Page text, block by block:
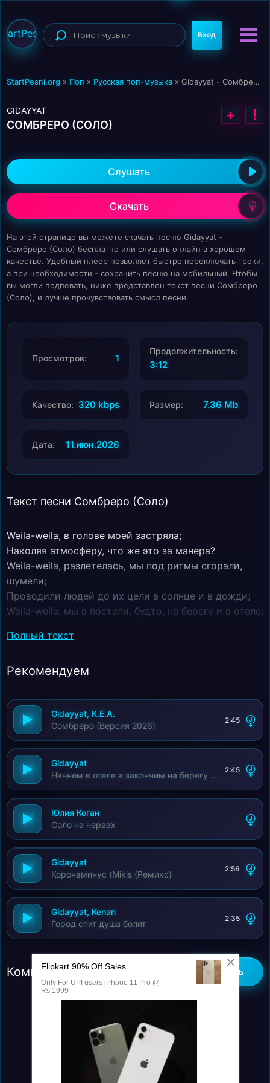
Вход
StartPesni.org » Поп » Русская поп-музыка » Gidayyat - Сомбреро (Соло)
GIDAYYAT
СОМБРЕРО (СОЛО)
+ !
Слушать
Скачать
На этой странице вы можете скачать песню Gidayyat -
Сомбреро (Соло) бесплатно или слушать онлайн в хорошем
качестве. Удобный плеер позволяет быстро переключать треки,
а при необходимости - сохранить песню на мобильный. Чтобы
вы могли подпевать, ниже представлен текст песни Сомбреро
(Соло), и лучше прочувствовать смысл песни.
Просмотров: 1
Продолжительность:
3:12
Качество: 320 kbps Размер: 7.36 Mb
Дата: 11.июн.2026
Текст песни Сомбреро (Соло)
Weila-weila, в голове моей застряла;
Наколяя атмосферу, что же это за манера?
Weila-weila, разлетелась, мы под ритмы сгорали,
шумели;
Проводили людей до их цели в солнце и в дожди;
Weila-weila, мы в постели, будто, на берегу и в отеле;
Начнем в отеле, а закончим на берегу;
А я не знаю, почему себя сдержать не могу;
Начнем в отеле, а закончим на берегу;
Сомбреро падает в пути, где-то в цветочном саду.
Полный текст
Рекомендуем
Gidayyat, K.E.A.
Сомбреро (Версия 2026)
2:45
Gidayyat
Начнем в отеле а закончим на берегу (Версия 2026)
2:45
Юлия Коган
Соло на нервах
Gidayyat
Коронаминус (Mikis (Ремикс)
2:56
Gidayyat, Kenan
Город спит душа болит
2:35
Комментарии (0) Добавить